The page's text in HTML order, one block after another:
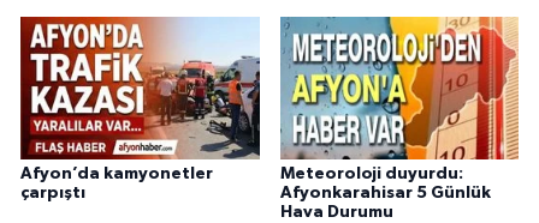
Afyon’da kamyonetler
çarpıştı
Meteoroloji duyurdu:
Afyonkarahisar 5 Günlük
Hava Durumu